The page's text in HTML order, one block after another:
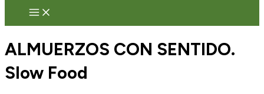
ALMUERZOS CON SENTIDO.
Slow Food